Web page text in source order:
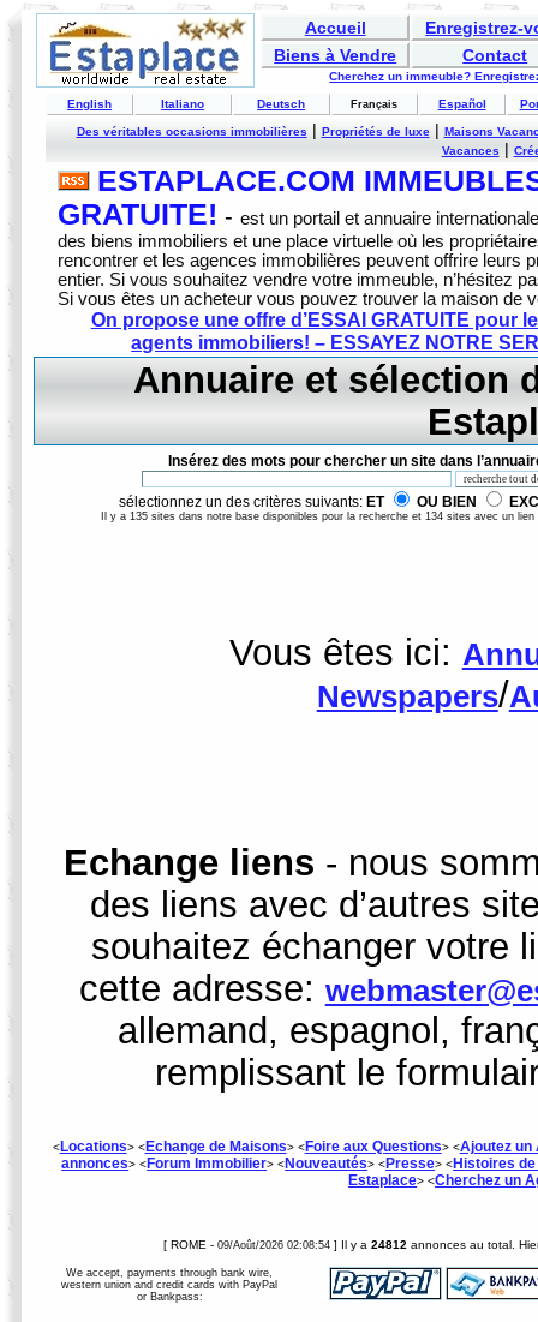
Accueil
Enregistrez-
Biens à Vendre
Contact
Cherchez un immeuble?
English Italiano Deutsch Français Español
Des véritables occasions immobilières| Propriétés de luxe| Maisons
Vacances |
ESTAPLACE.COM
GRATUITE! -est un portail et annuaire
des biens immobiliers et une place virtuelle où les
rencontrer et les agences immobilières peuvent offrire leurs
entier. Si vous souhaitez vendre votre immeuble, n’hésitez
Si vous êtes un acheteur vous pouvez trouver la maison de
On propose une offre d’ESSAI GRATUITE pour
agents immobiliers! – ESSAYEZ NOTRE
Annuaire et sélection
Insérez des mots pour chercher un site dans
sélectionnez un des critères suivants: ET OU BIEN
Il y a 135 sites dans notre base disponibles pour la recherche et 134 sites avec un lien
Vous êtes ici:
Newspapers/
Echange liens - nous
des liens avec d’autres
souhaitez échanger votre
cette adresse:
allemand, espagnol,
remplissant le
<Locations> <Echange de Maisons> <Foire aux Questions> <Ajoutez un
annonces> <Forum Immobilier> <Nouveautés> <Presse> <Histoires
Estaplace> <Cherchez un
[ ROME - 09/Août/2026 02:08:54 ] Il y a 24812 annonces au total.
We accept, payments through bank wire,
western union and credit cards with PayPal
or Bankpass: